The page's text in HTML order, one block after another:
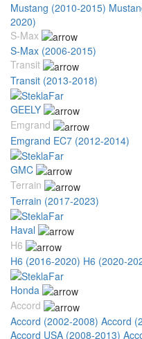
Mustang (2010-2015)
2020)
S-Max
S-Max (2006-2015)
Transit
Transit (2013-2018)
GEELY
Emgrand
Emgrand EC7 (2012-2014)
GMC
Terrain
Terrain (2017-2023)
Haval
H6
H6 (2016-2020) H6 (2020-
Honda
Accord
Accord (2002-2008) Accord
Accord USA (2008-2013)